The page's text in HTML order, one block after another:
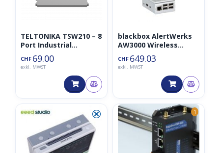
TELTONIKA TSW210 – 8
Port Industrial
Unmanaged Switch 2
SFP
CHF 69.00
exkl. MWST
blackbox AlertWerks
AW3000 Wireless
Gateway
CHF 649.03
exkl. MWST
⮿ 1